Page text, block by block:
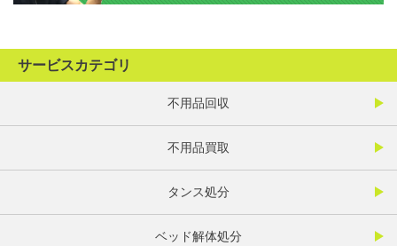
サービスカテゴリ
不用品回収
不用品買取
タンス処分
ベッド解体処分